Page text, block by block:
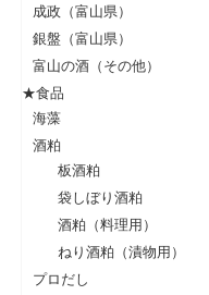
成政（富山県）
銀盤（富山県）
富山の酒（その他）
★食品
海藻
酒粕
板酒粕
袋しぼり酒粕
酒粕（料理用）
ねり酒粕（漬物用）
プロだし